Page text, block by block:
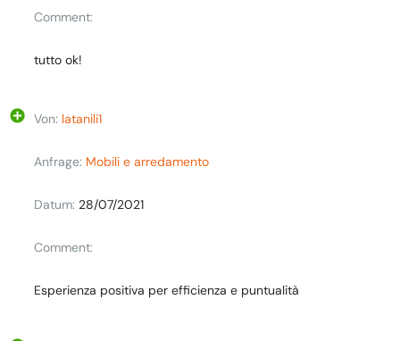
Comment:
tutto ok!
Von: latanili1
Anfrage: Mobili e arredamento
Datum: 28/07/2021
Comment:
Esperienza positiva per efficienza e puntualità